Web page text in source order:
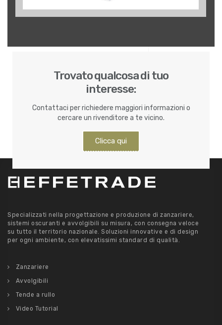
Trovato qualcosa di tuo
interesse:
Contattaci per richiedere maggiori informazioni o
cercare un rivenditore a te vicino.
Clicca qui
Specializzati nella progettazione e produzione di zanzariere,
sistemi oscuranti e avvolgibili su misura, con consegna veloce
su tutto il territorio nazionale. Soluzioni innovative e di design
per ogni ambiente, con elevatissimi standard di qualità.
Zanzariere
Avvolgibili
Tende a rullo
Video Tutorial